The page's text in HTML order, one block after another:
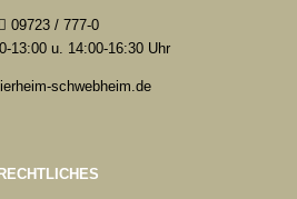
09723 / 777-0
13:00 u. 14:00-16:30 Uhr
schwebheim.de
RECHTLICHES